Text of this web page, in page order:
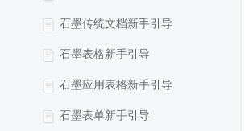
石墨传统文档新手引导
石墨表格新手引导
石墨应用表格新手引导
石墨表单新手引导